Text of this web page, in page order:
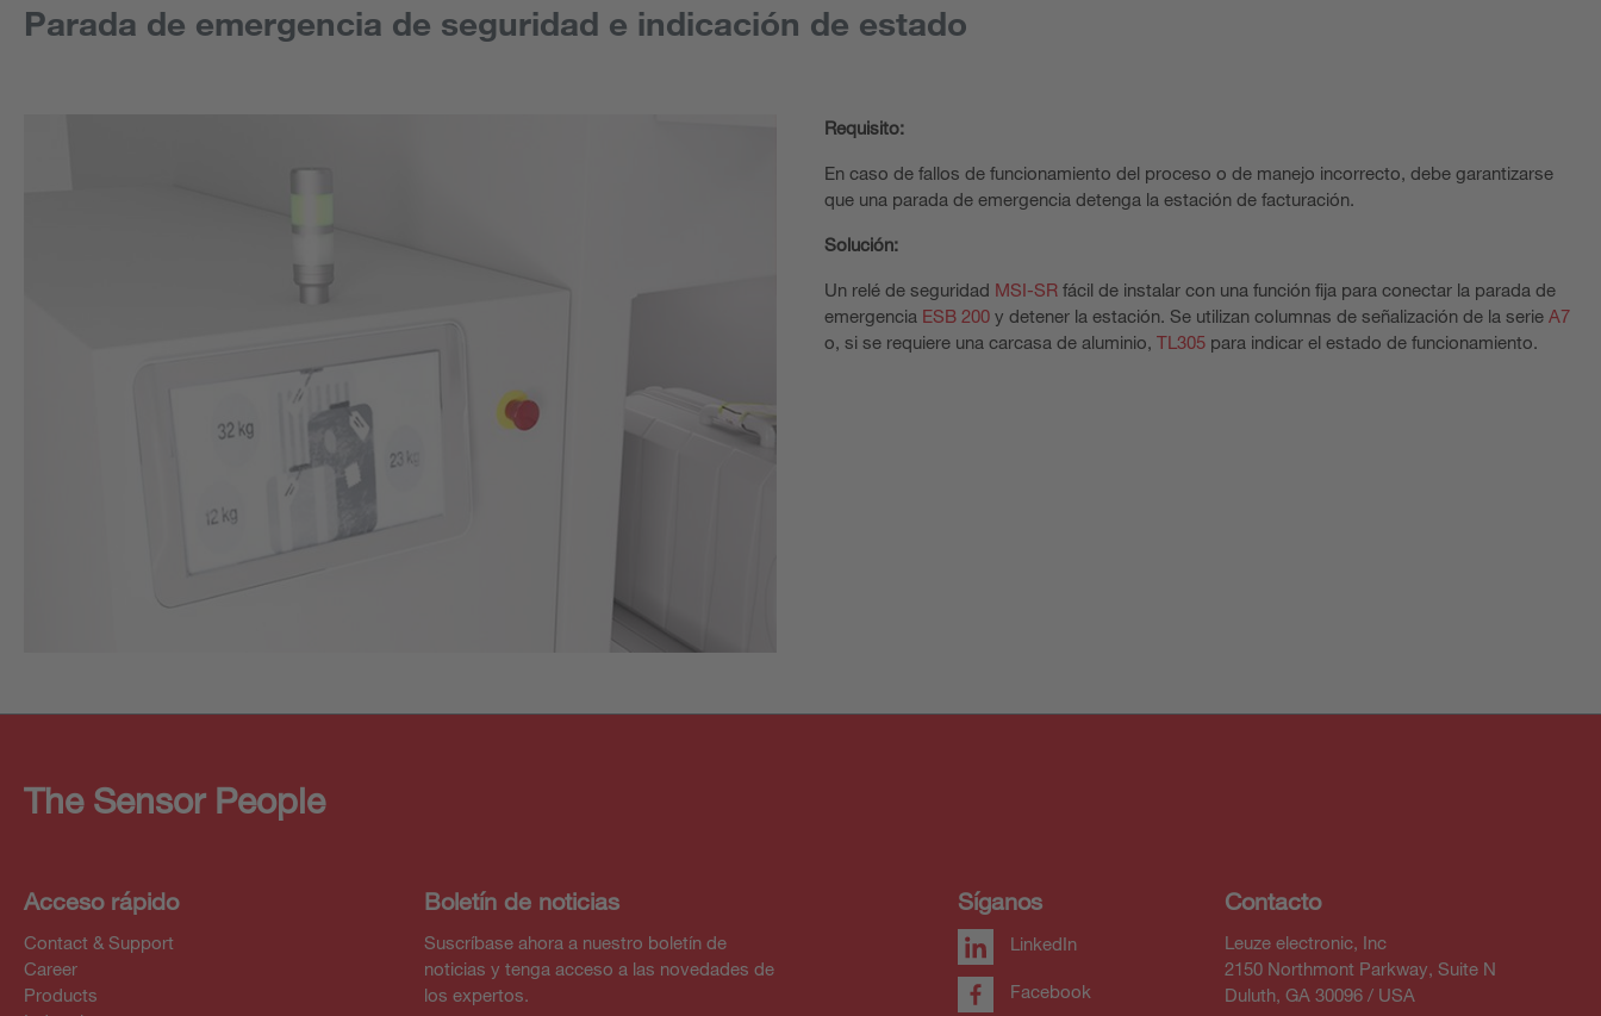
Parada de emergencia de seguridad e indicación de estado
Requisito:
En caso de fallos de funcionamiento del proceso o de manejo incorrecto, debe garantizarse
que una parada de emergencia detenga la estación de facturación.
Solución:
Un relé de seguridad MSI-SR fácil de instalar con una función fija para conectar la parada de
emergencia ESB 200 y detener la estación. Se utilizan columnas de señalización de la serie A7
o, si se requiere una carcasa de aluminio, TL305 para indicar el estado de funcionamiento.
The Sensor People
Acceso rápido
Contact & Support
Career
Products
Boletín de noticias
Suscríbase ahora a nuestro boletín de
noticias y tenga acceso a las novedades de
los expertos.
Síganos
LinkedIn
Facebook
Contacto
Leuze electronic, Inc
2150 Northmont Parkway, Suite N
Duluth, GA 30096 / USA